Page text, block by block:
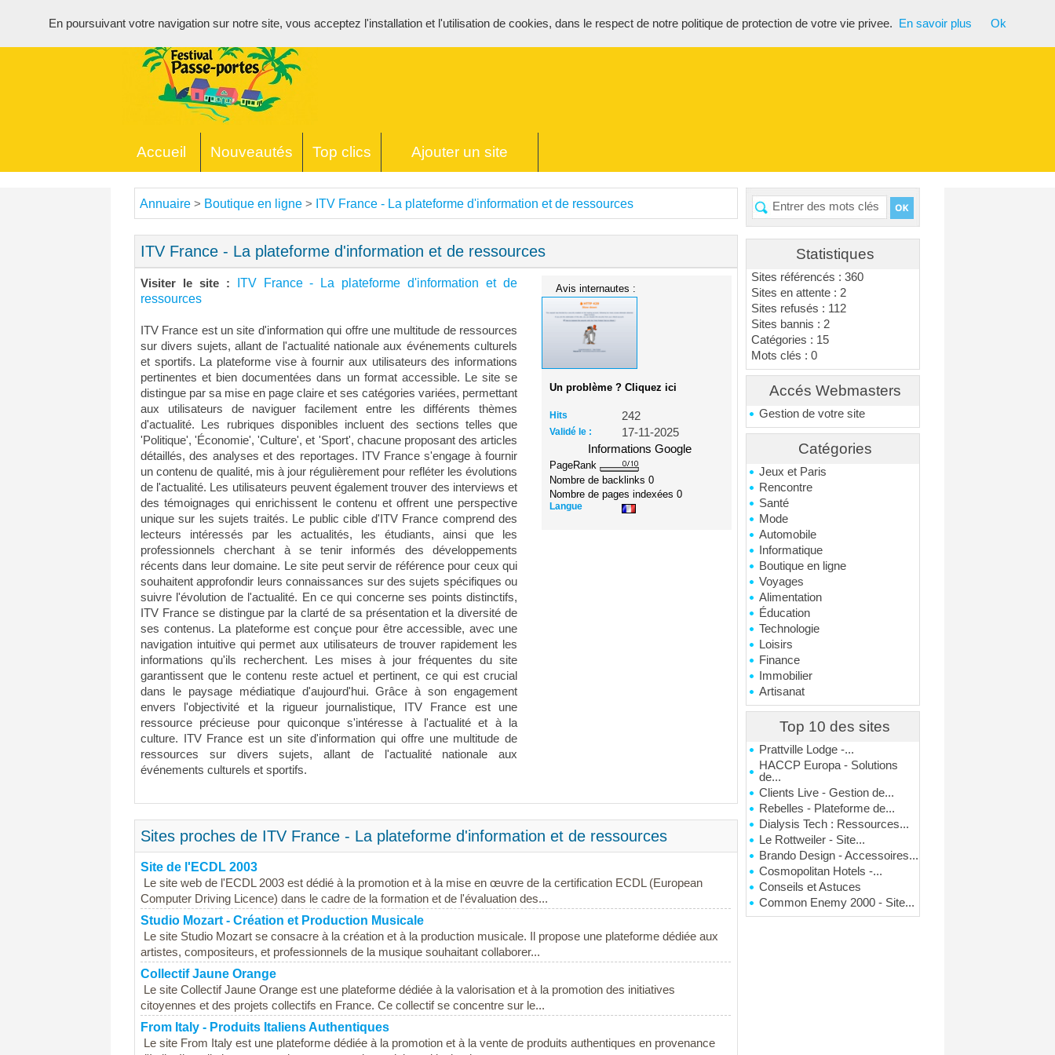
Accueil Nouveautés Top clics Ajouter un site
Statistiques
Sites référencés : 360
Sites en attente : 2
Sites refusés : 112
Sites bannis : 2
Catégories : 15
Mots clés : 0
Accés Webmasters
Gestion de votre site
Catégories
Jeux et Paris
Rencontre
Santé
Mode
Automobile
Informatique
Boutique en ligne
Voyages
Alimentation
Éducation
Technologie
Loisirs
Finance
Immobilier
Artisanat
Top 10 des sites
Prattville Lodge -...
HACCP Europa - Solutions
de...
Clients Live - Gestion de...
Rebelles - Plateforme de...
Dialysis Tech : Ressources...
Le Rottweiler - Site...
Brando Design - Accessoires...
Cosmopolitan Hotels -...
Conseils et Astuces
Common Enemy 2000 - Site...
Annuaire > Boutique en ligne > ITV France - La plateforme d'information et de ressources
ITV France - La plateforme d'information et de ressources
Visiter le site :
ITV France - La plateforme d'information et de
ressources
ITV France est un site d'information qui offre une multitude de ressources
sur divers sujets, allant de l'actualité nationale aux événements culturels
et sportifs. La plateforme vise à fournir aux utilisateurs des informations
pertinentes et bien documentées dans un format accessible. Le site se
distingue par sa mise en page claire et ses catégories variées, permettant
aux utilisateurs de naviguer facilement entre les différents thèmes
d'actualité. Les rubriques disponibles incluent des sections telles que
'Politique', 'Économie', 'Culture', et 'Sport', chacune proposant des articles
détaillés, des analyses et des reportages. ITV France s'engage à fournir
un contenu de qualité, mis à jour régulièrement pour refléter les évolutions
de l'actualité. Les utilisateurs peuvent également trouver des interviews et
des témoignages qui enrichissent le contenu et offrent une perspective
unique sur les sujets traités. Le public cible d'ITV France comprend des
lecteurs intéressés par les actualités, les étudiants, ainsi que les
professionnels cherchant à se tenir informés des développements
récents dans leur domaine. Le site peut servir de référence pour ceux qui
souhaitent approfondir leurs connaissances sur des sujets spécifiques ou
suivre l'évolution de l'actualité. En ce qui concerne ses points distinctifs,
ITV France se distingue par la clarté de sa présentation et la diversité de
ses contenus. La plateforme est conçue pour être accessible, avec une
navigation intuitive qui permet aux utilisateurs de trouver rapidement les
informations qu'ils recherchent. Les mises à jour fréquentes du site
garantissent que le contenu reste actuel et pertinent, ce qui est crucial
dans le paysage médiatique d'aujourd'hui. Grâce à son engagement
envers l'objectivité et la rigueur journalistique, ITV France est une
ressource précieuse pour quiconque s'intéresse à l'actualité et à la
culture. ITV France est un site d'information qui offre une multitude de
ressources sur divers sujets, allant de l'actualité nationale aux
événements culturels et sportifs.
Avis internautes :
Un problème ? Cliquez ici
Hits 242
Validé le :
17-11-2025
Informations Google
PageRank
Nombre de backlinks0
Nombre de pages indexées0
Langue
Sites proches de ITV France - La plateforme d'information et de ressources
Site de l'ECDL 2003
Le site web de l'ECDL 2003 est dédié à la promotion et à la mise en œuvre de la certification ECDL (European
Computer Driving Licence) dans le cadre de la formation et de l'évaluation des...
Studio Mozart - Création et Production Musicale
Le site Studio Mozart se consacre à la création et à la production musicale. Il propose une plateforme dédiée aux
artistes, compositeurs, et professionnels de la musique souhaitant collaborer...
Collectif Jaune Orange
Le site Collectif Jaune Orange est une plateforme dédiée à la valorisation et à la promotion des initiatives
citoyennes et des projets collectifs en France. Ce collectif se concentre sur le...
From Italy - Produits Italiens Authentiques
Le site From Italy est une plateforme dédiée à la promotion et à la vente de produits authentiques en provenance
En poursuivant votre navigation sur notre site, vous acceptez l'installation et l'utilisation de cookies, dans le respect de notre politique de protection de votre vie privee. En savoir plus Ok